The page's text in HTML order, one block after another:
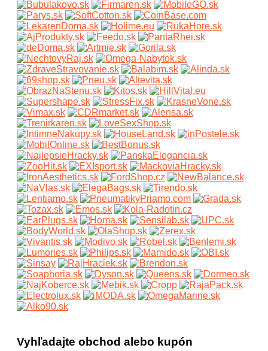
Vyhľadajte obchod alebo kupón